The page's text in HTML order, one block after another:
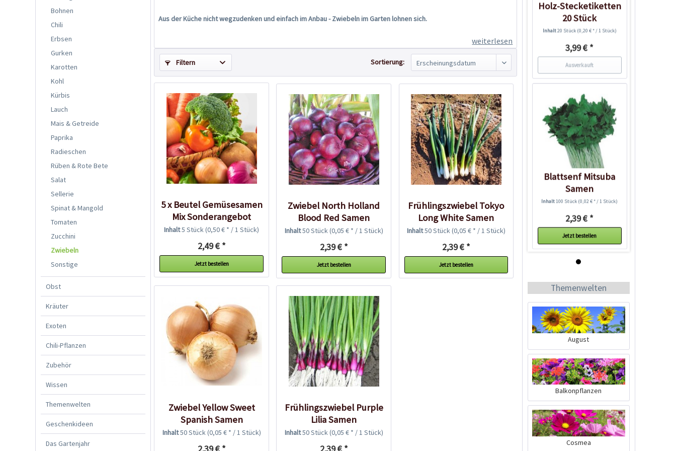
Bohnen
Chili
Erbsen
Gurken
Karotten
Kohl
Kürbis
Lauch
Mais & Getreide
Paprika
Radieschen
Rüben & Rote Bete
Salat
Sellerie
Spinat & Mangold
Tomaten
Zucchini
Zwiebeln
Sonstige
Obst
Kräuter
Exoten
Chili-Pflanzen
Zubehör
Wissen
Themenwelten
Geschenkideen
Das Gartenjahr
Aus der Küche nicht wegzudenken und einfach im Anbau - Zwiebeln im Garten lohnen sich.
weiterlesen
Filtern Sortierung:
5 x Beutel Gemüsesamen
Mix Sonderangebot
Inhalt5 Stück(0,50 € * / 1 Stück)
2,49 € *
Jetzt bestellen
Zwiebel North Holland
Blood Red Samen
Inhalt50 Stück (0,05 € * / 1 Stück)
2,39 € *
Jetzt bestellen
Frühlingszwiebel Tokyo
Long White Samen
Inhalt50 Stück (0,05 € * / 1 Stück)
2,39 € *
Jetzt bestellen
Zwiebel Yellow Sweet
Spanish Samen
Inhalt50 Stück(0,05 € * / 1 Stück)
Frühlingszwiebel Purple
Lilia Samen
Inhalt50 Stück(0,05 € * / 1 Stück)
Holz-Stecketiketten
20 Stück
Inhalt20 Stück (0,20 € * / 1 Stück)
3,99 € *
Ausverkauft
Blattsenf Mitsuba
Samen
Inhalt100 Stück (0,02 € * / 1 Stück)
2,39 € *
Jetzt bestellen
Holz-Stecketiketten
20 Stück
Inhalt20 Stück(0,20 € * / 1 Stück)
3,99 € *
Ausverkauft
Themenwelten
August
Balkonpflanzen
Cosmea